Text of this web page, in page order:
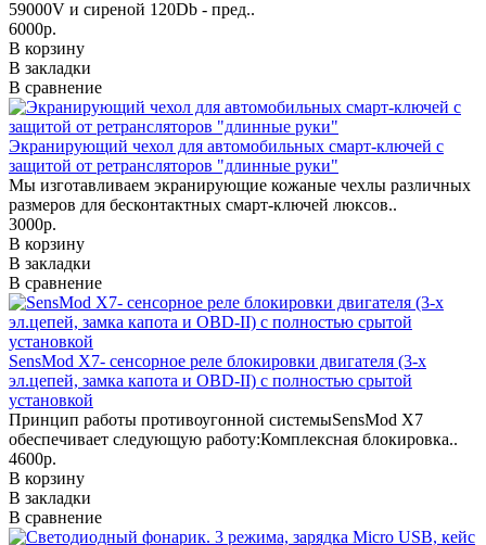
59000V и сиреной 120Db - пред..
6000р.
В корзину
В закладки
В сравнение
Экранирующий чехол для автомобильных смарт-ключей с
защитой от ретрансляторов "длинные руки"
Мы изготавливаем экранирующие кожаные чехлы различных
размеров для бесконтактных смарт-ключей люксов..
3000р.
В корзину
В закладки
В сравнение
SensMod X7- сенсорное реле блокировки двигателя (3-х
эл.цепей, замка капота и OBD-II) с полностью срытой
установкой
Принцип работы противоугонной системыSensMod X7
обеспечивает следующую работу:Комплексная блокировка..
4600р.
В корзину
В закладки
В сравнение